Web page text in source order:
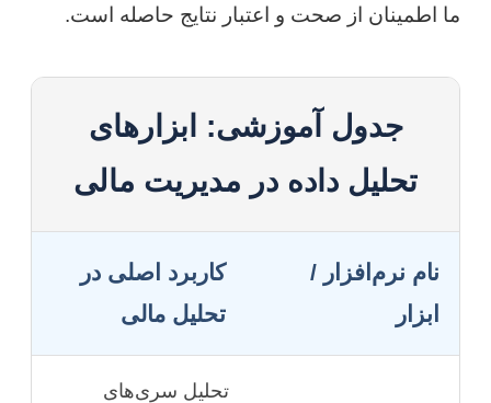
ما اطمینان از صحت و اعتبار نتایج حاصله است.
جدول آموزشی: ابزارهای
تحلیل داده در مدیریت مالی
نام نرم‌افزار /
ابزار
کاربرد اصلی در
تحلیل مالی
تحلیل سری‌های